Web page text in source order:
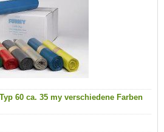
60 ca. 35 my verschiedene Farben